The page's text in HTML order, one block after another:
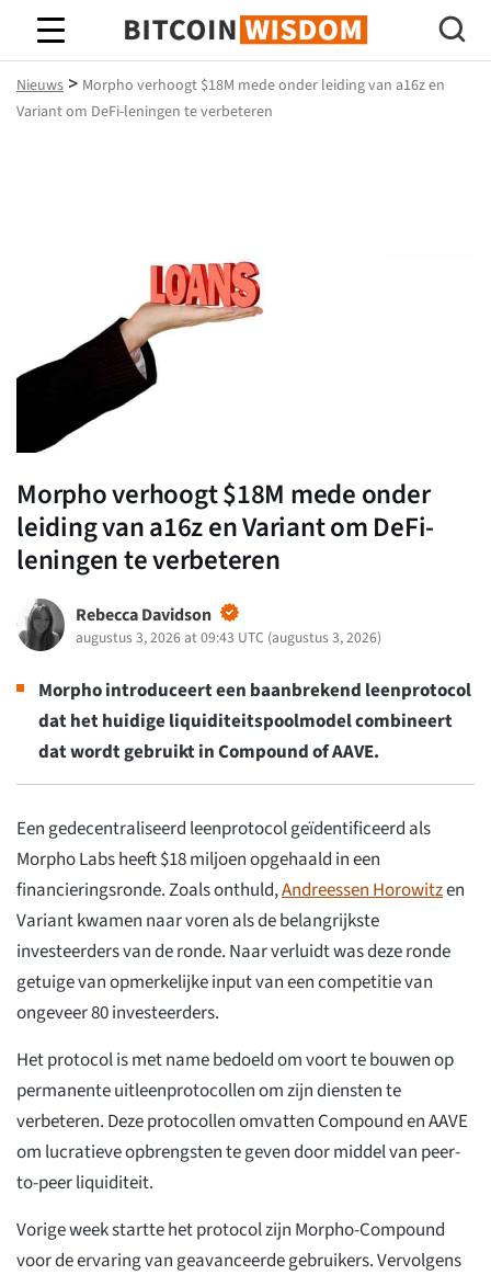
Bitcoin-wijsheid
Nieuws > Morpho verhoogt $18M mede onder leiding van a16z en
Variant om DeFi-leningen te verbeteren
Morpho verhoogt $18M mede onder
leiding van a16z en Variant om DeFi-
leningen te verbeteren
Rebecca Davidson
augustus 3, 2026 at 09:43 UTC (augustus 3, 2026)
Morpho introduceert een baanbrekend leenprotocol
dat het huidige liquiditeitspoolmodel combineert
dat wordt gebruikt in Compound of AAVE.
Een gedecentraliseerd leenprotocol geïdentificeerd als
Morpho Labs heeft $18 miljoen opgehaald in een
financieringsronde. Zoals onthuld,Andreessen Horowitzen
Variant kwamen naar voren als de belangrijkste
investeerders van de ronde. Naar verluidt was deze ronde
getuige van opmerkelijke input van een competitie van
ongeveer 80 investeerders.
Het protocol is met name bedoeld om voort te bouwen op
permanente uitleenprotocollen om zijn diensten te
verbeteren. Deze protocollen omvatten Compound en AAVE
om lucratieve opbrengsten te geven door middel van peer-
to-peer liquiditeit.
Vorige week startte het protocol zijn Morpho-Compound
voor de ervaring van geavanceerde gebruikers. Vervolgens